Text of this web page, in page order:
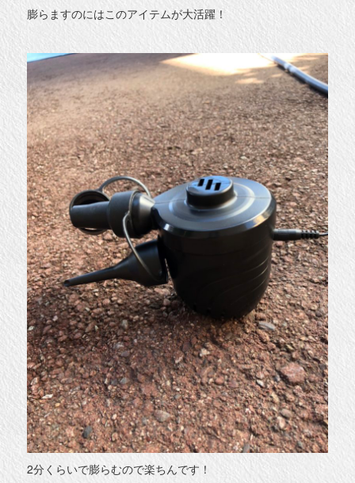
膨らますのにはこのアイテムが大活躍！
2分くらいで膨らむので楽ちんです！